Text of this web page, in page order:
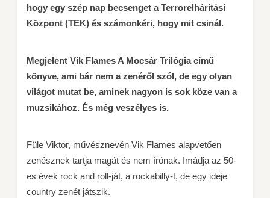
hogy egy szép nap becsenget a Terrorelhárítási
Központ (TEK) és számonkéri, hogy mit csinál.
Megjelent Vik Flames A Mocsár Trilógia című
könyve, ami bár nem a zenéről szól, de egy olyan
világot mutat be, aminek nagyon is sok köze van a
muzsikához. És még veszélyes is.
Füle Viktor, művésznevén Vik Flames alapvetően
zenésznek tartja magát és nem írónak. Imádja az 50-
es évek rock and roll-ját, a rockabilly-t, de egy ideje
country zenét játszik.